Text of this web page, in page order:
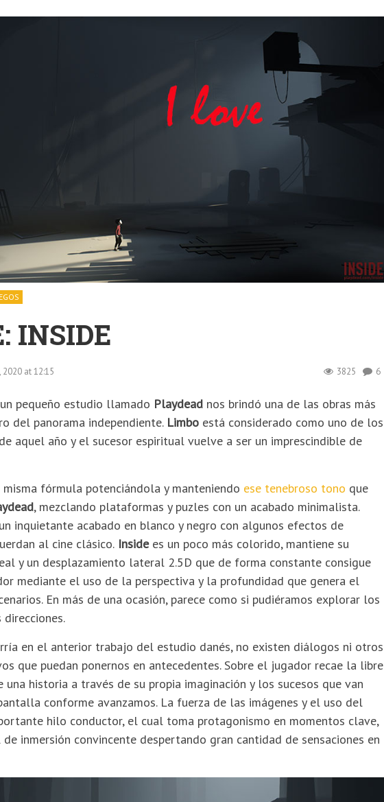
INSIDE
at 12:15 3825 6
pequeño estudio llamado Playdead nos brindó una de las obras más
del panorama independiente. Limbo está considerado como uno de los
aquel año y el sucesor espiritual vuelve a ser un imprescindible de
fórmula potenciándola y manteniendo ese tenebroso tono que
, mezclando plataformas y puzles con un acabado minimalista.
inquietante acabado en blanco y negro con algunos efectos de
al cine clásico. Inside es un poco más colorido, mantiene su
y un desplazamiento lateral 2.5D que de forma constante consigue
mediante el uso de la perspectiva y la profundidad que genera el
En más de una ocasión, parece como si pudiéramos explorar los
en el anterior trabajo del estudio danés, no existen diálogos ni otros
que puedan ponernos en antecedentes. Sobre el jugador recae la libre
una historia a través de su propia imaginación y los sucesos que van
conforme avanzamos. La fuerza de las imágenes y el uso del
hilo conductor, el cual toma protagonismo en momentos clave,
inmersión convincente despertando gran cantidad de sensaciones en